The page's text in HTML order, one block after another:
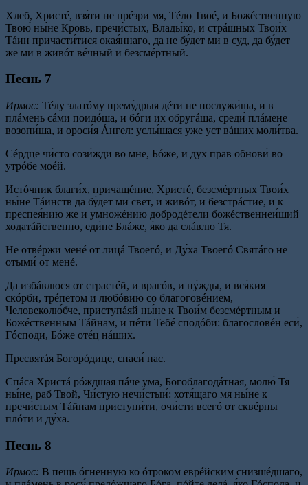
Хлеб, Христé, взя́ти не прéзри мя, Тéло Твоé, и Божéственную
Твою́ ны́не Кровь, пречи́стых, Влады́ко, и стрáшных Твои́х
Тáин причасти́тися окая́ннаго, да не бу́дет ми в суд, да бу́дет
же ми в живóт вéчный и безсмéртный.
Песнь 7
Ирмос: Тéлу златóму прему́дрыя дéти не послужи́ша, и в
плáмень сáми поидóша, и бóги их обругáша, среди́ плáмене
возопи́ша, и ороси́я Áнгел: услы́шася уже уст вáших моли́тва.
Сéрдце чи́сто сози́жди во мне, Бóже, и дух прав обнови́ во
утрóбе моéй.
Истóчник благи́х, причащéние, Христé, безсмéртных Твои́х
ны́не Тáинств да бу́дет ми свет, и живóт, и безстрáстие, и к
преспея́нию же и умножéнию добродéтели божéственнеи́ший
ходатáйственно, еди́не Блáже, я́ко да слáвлю Тя.
Не отвéржи менé от лицá Твоегó, и Ду́ха Твоегó Святáго не
отыми́ от менé.
Да избáвлюся от страстéй, и врагóв, и ну́жды, и вся́кия
скóрби, трéпетом и любóвию со благоговéнием,
Человеколю́бче, приступáяй ны́не к Твои́м безсмéртным и
Божéственным Тáйнам, и пéти Тебé сподóби: благословéн еси́,
Гóсподи, Бóже отéц нáших.
Пресвятáя Богорóдице, спаси́ нас.
Спáса Христá рóждшая пáче ума, Богоблагодáтная, молю́ Тя
ны́не, раб Твой, Чи́стую нечи́стыи́: хотя́щаго мя ны́не к
пречи́стым Тáйнам приступи́ти, очи́сти всегó от сквéрны
плóти и ду́ха.
Песнь 8
Ирмос: В пещь óгненную ко óтроком еврéйским снизшéдшаго,